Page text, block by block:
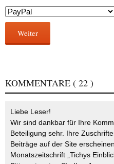
Weiter
KOMMENTARE ( 22 )
Liebe Leser!
Wir sind dankbar für Ihre
Beteiligung sehr. Ihre
Beiträge auf der Site
Monatszeitschrift „Tichys